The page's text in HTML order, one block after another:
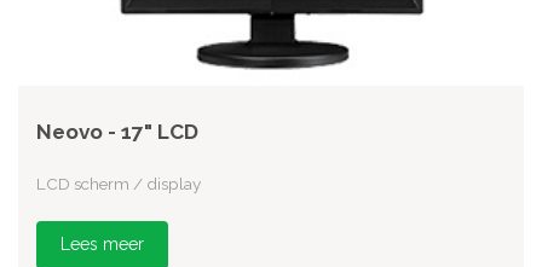
Neovo - 17" LCD
LCD scherm / display
Lees meer